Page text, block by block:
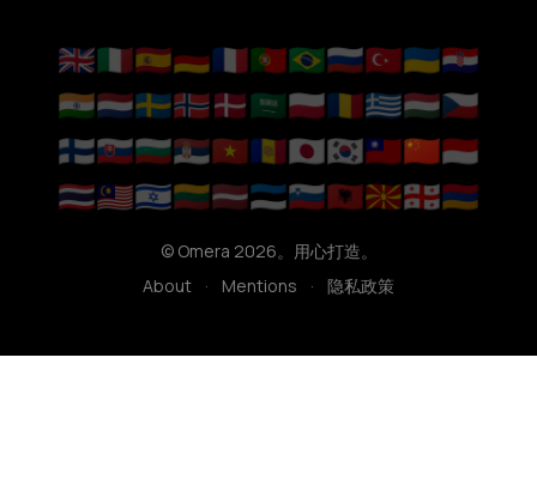
🇬🇧🇮🇹🇪🇸🇩🇪🇫🇷🇵🇹🇧🇷🇷🇺🇹🇷🇺🇦🇭🇷
🇮🇳🇳🇱🇸🇪🇳🇴🇩🇰🇸🇦🇵🇱🇷🇴🇬🇷🇭🇺🇨🇿
🇫🇮🇸🇰🇧🇬🇷🇸🇻🇳🇦🇩🇯🇵🇰🇷🇹🇼🇨🇳🇮🇩
🇹🇭🇲🇾🇮🇱🇱🇹🇱🇻🇪🇪🇸🇮🇦🇱🇲🇰🇬🇪🇦🇲
© Omera 2026。用心打造。
About
· Mentions · 隐私政策